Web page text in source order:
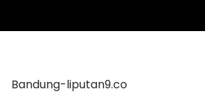
Bandung-liputan9.co